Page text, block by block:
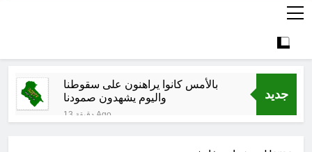
جديد
بالأمس كانوا يراهنون على سقوطنا
واليوم يشهدون صمودنا
13 دقيقة Ago